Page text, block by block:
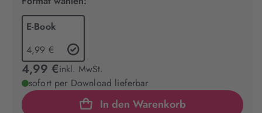
E-Book
4,99 €
4,99 €inkl. MwSt.
sofort per Download lieferbar
In den Warenkorb